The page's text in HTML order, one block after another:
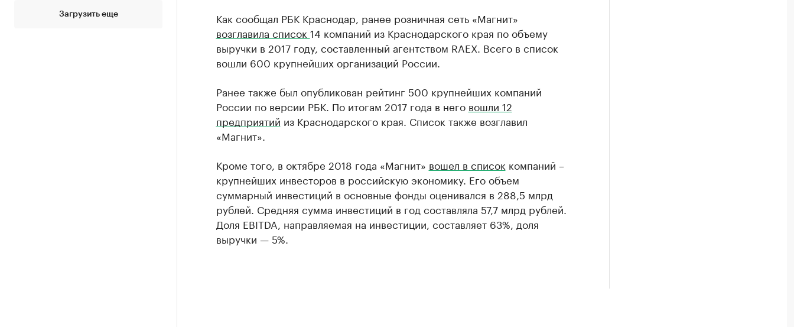
Загрузить еще
Как сообщал РБК Краснодар, ранее розничная сеть «Магнит»
возглавила список 14 компаний из Краснодарского края по объему
выручки в 2017 году, составленный агентством RAEX. Всего в список
вошли 600 крупнейших организаций России.
Ранее также был опубликован рейтинг 500 крупнейших компаний
России по версии РБК. По итогам 2017 года в него вошли 12
предприятий из Краснодарского края. Список также возглавил
«Магнит».
Кроме того, в октябре 2018 года «Магнит» вошел в список компаний –
крупнейших инвесторов в российскую экономику. Его объем
суммарный инвестиций в основные фонды оценивался в 288,5 млрд
рублей. Средняя сумма инвестиций в год составляла 57,7 млрд рублей.
Доля EBITDA, направляемая на инвестиции, составляет 63%, доля
выручки — 5%.